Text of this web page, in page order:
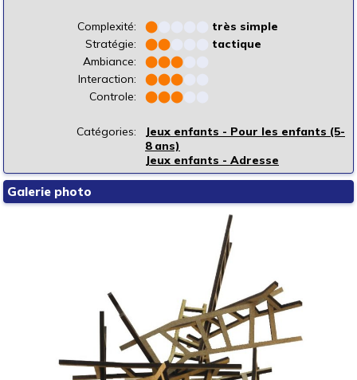
Complexité: ⬤
très simple
Stratégie:
⬤⬤
tactique
Ambiance:
⬤⬤⬤
Interaction:
⬤⬤⬤
Controle:
⬤⬤⬤
Catégories:
Jeux enfants - Pour les enfants (5-
8 ans)
Jeux enfants - Adresse
Galerie photo